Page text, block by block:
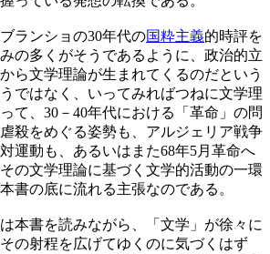
ランショの30年代の国粋主義的時評を
の多くがそうであるように、政治的立
ら文学理論が生まれてくるのだという
ではなく、いってみればつねに文学理
て、30－40年代における「革命」の問
殺をめぐる姿勢も、アルジェリア戦争
運動も、あるいはまた68年5月革命へ
の文学理論に基づく文学的活動の一環
書の底に流れる主張なのである。
本書を読みながら、「文学」が徐々に
の射程を広げてゆくのに気づくはず